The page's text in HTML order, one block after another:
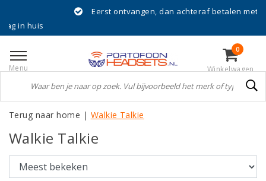
Eerst ontvangen, dan achteraf betalen met Klarna!
Menu
0
Winkelwagen
Terug naar home | Walkie Talkie
Walkie Talkie